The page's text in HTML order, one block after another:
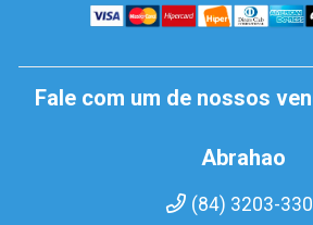
Fale com um de nossos
Abrahao
(84) 3203-